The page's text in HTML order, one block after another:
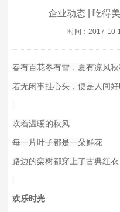
企业动态 | 吃得
时间：2017-10-
春有百花冬有雪，夏有凉风秋
若无闲事挂心头，便是人间
吹着温暖的秋风
每一片叶子都是一朵鲜花
路边的栾树都穿上了古典红衣
欢乐时光